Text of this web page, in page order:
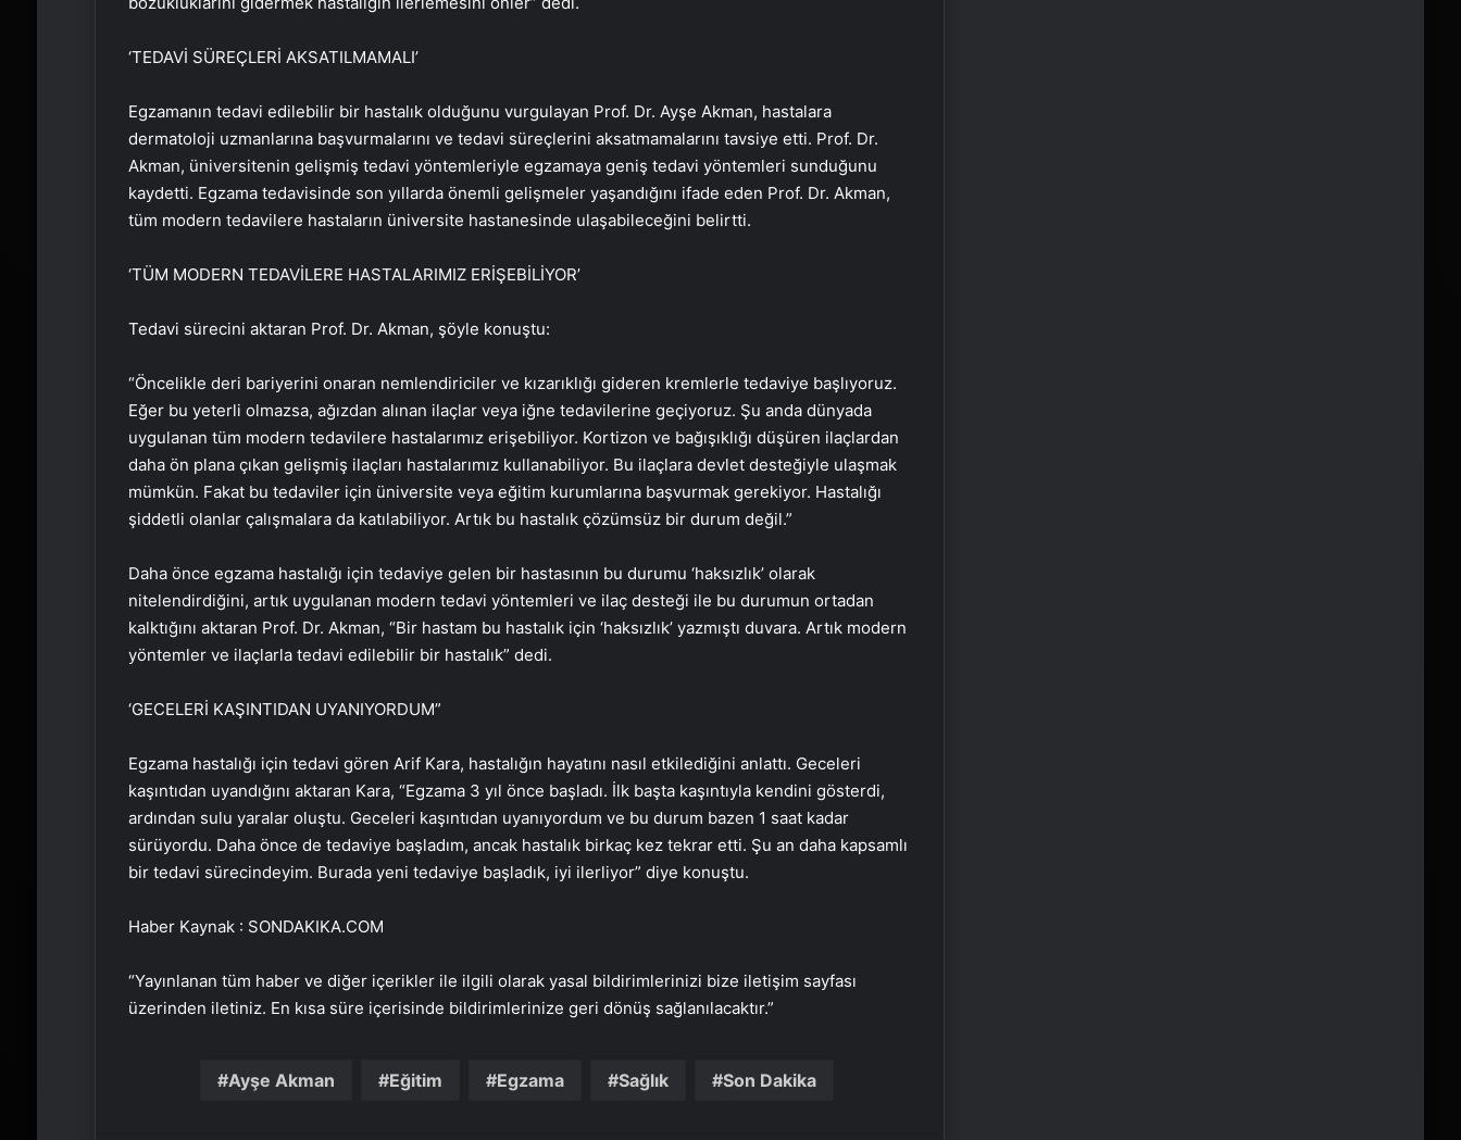
‘TEDAVİ SÜREÇLERİ AKSATILMAMALI’
Egzamanın tedavi edilebilir bir hastalık olduğunu vurgulayan Prof. Dr. Ayşe Akman, hastalara
dermatoloji uzmanlarına başvurmalarını ve tedavi süreçlerini aksatmamalarını tavsiye etti. Prof. Dr.
Akman, üniversitenin gelişmiş tedavi yöntemleriyle egzamaya geniş tedavi yöntemleri sunduğunu
kaydetti. Egzama tedavisinde son yıllarda önemli gelişmeler yaşandığını ifade eden Prof. Dr. Akman,
tüm modern tedavilere hastaların üniversite hastanesinde ulaşabileceğini belirtti.
‘TÜM MODERN TEDAVİLERE HASTALARIMIZ ERİŞEBİLİYOR’
Tedavi sürecini aktaran Prof. Dr. Akman, şöyle konuştu:
“Öncelikle deri bariyerini onaran nemlendiriciler ve kızarıklığı gideren kremlerle tedaviye başlıyoruz.
Eğer bu yeterli olmazsa, ağızdan alınan ilaçlar veya iğne tedavilerine geçiyoruz. Şu anda dünyada
uygulanan tüm modern tedavilere hastalarımız erişebiliyor. Kortizon ve bağışıklığı düşüren ilaçlardan
daha ön plana çıkan gelişmiş ilaçları hastalarımız kullanabiliyor. Bu ilaçlara devlet desteğiyle ulaşmak
mümkün. Fakat bu tedaviler için üniversite veya eğitim kurumlarına başvurmak gerekiyor. Hastalığı
şiddetli olanlar çalışmalara da katılabiliyor. Artık bu hastalık çözümsüz bir durum değil.”
Daha önce egzama hastalığı için tedaviye gelen bir hastasının bu durumu ‘haksızlık’ olarak
nitelendirdiğini, artık uygulanan modern tedavi yöntemleri ve ilaç desteği ile bu durumun ortadan
kalktığını aktaran Prof. Dr. Akman, “Bir hastam bu hastalık için ‘haksızlık’ yazmıştı duvara. Artık modern
yöntemler ve ilaçlarla tedavi edilebilir bir hastalık” dedi.
‘GECELERİ KAŞINTIDAN UYANIYORDUM”
Egzama hastalığı için tedavi gören Arif Kara, hastalığın hayatını nasıl etkilediğini anlattı. Geceleri
kaşıntıdan uyandığını aktaran Kara, “Egzama 3 yıl önce başladı. İlk başta kaşıntıyla kendini gösterdi,
ardından sulu yaralar oluştu. Geceleri kaşıntıdan uyanıyordum ve bu durum bazen 1 saat kadar
sürüyordu. Daha önce de tedaviye başladım, ancak hastalık birkaç kez tekrar etti. Şu an daha kapsamlı
bir tedavi sürecindeyim. Burada yeni tedaviye başladık, iyi ilerliyor” diye konuştu.
Haber Kaynak : SONDAKIKA.COM
“Yayınlanan tüm haber ve diğer içerikler ile ilgili olarak yasal bildirimlerinizi bize iletişim sayfası
üzerinden iletiniz. En kısa süre içerisinde bildirimlerinize geri dönüş sağlanılacaktır.”
Ayşe Akman Eğitim Egzama Sağlık Son Dakika
Ücret ve Kesintisiz Burs